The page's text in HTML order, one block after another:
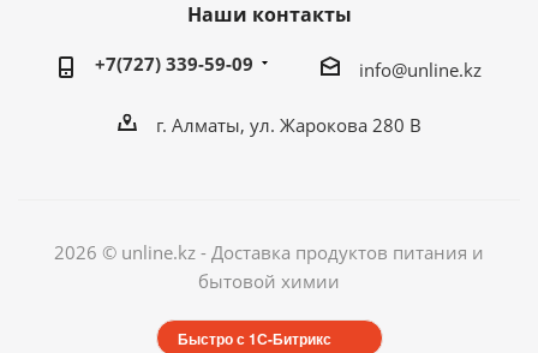
Наши контакты
+7(727) 339-59-09 info@unline.kz
г. Алматы, ул. Жарокова 280 В
2026 © unline.kz - Доставка продуктов питания и
бытовой химии
Быстро с 1С-Битрикс